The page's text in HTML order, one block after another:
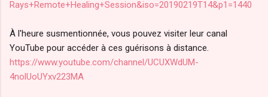
Rays+Remote+Healing+Session&iso=20190219T14&p1=1440
À l'heure susmentionnée, vous pouvez visiter leur canal
YouTube pour accéder à ces guérisons à distance.
https://www.youtube.com/channel/UCUXWdUM-
4nolUoUYxv223MA